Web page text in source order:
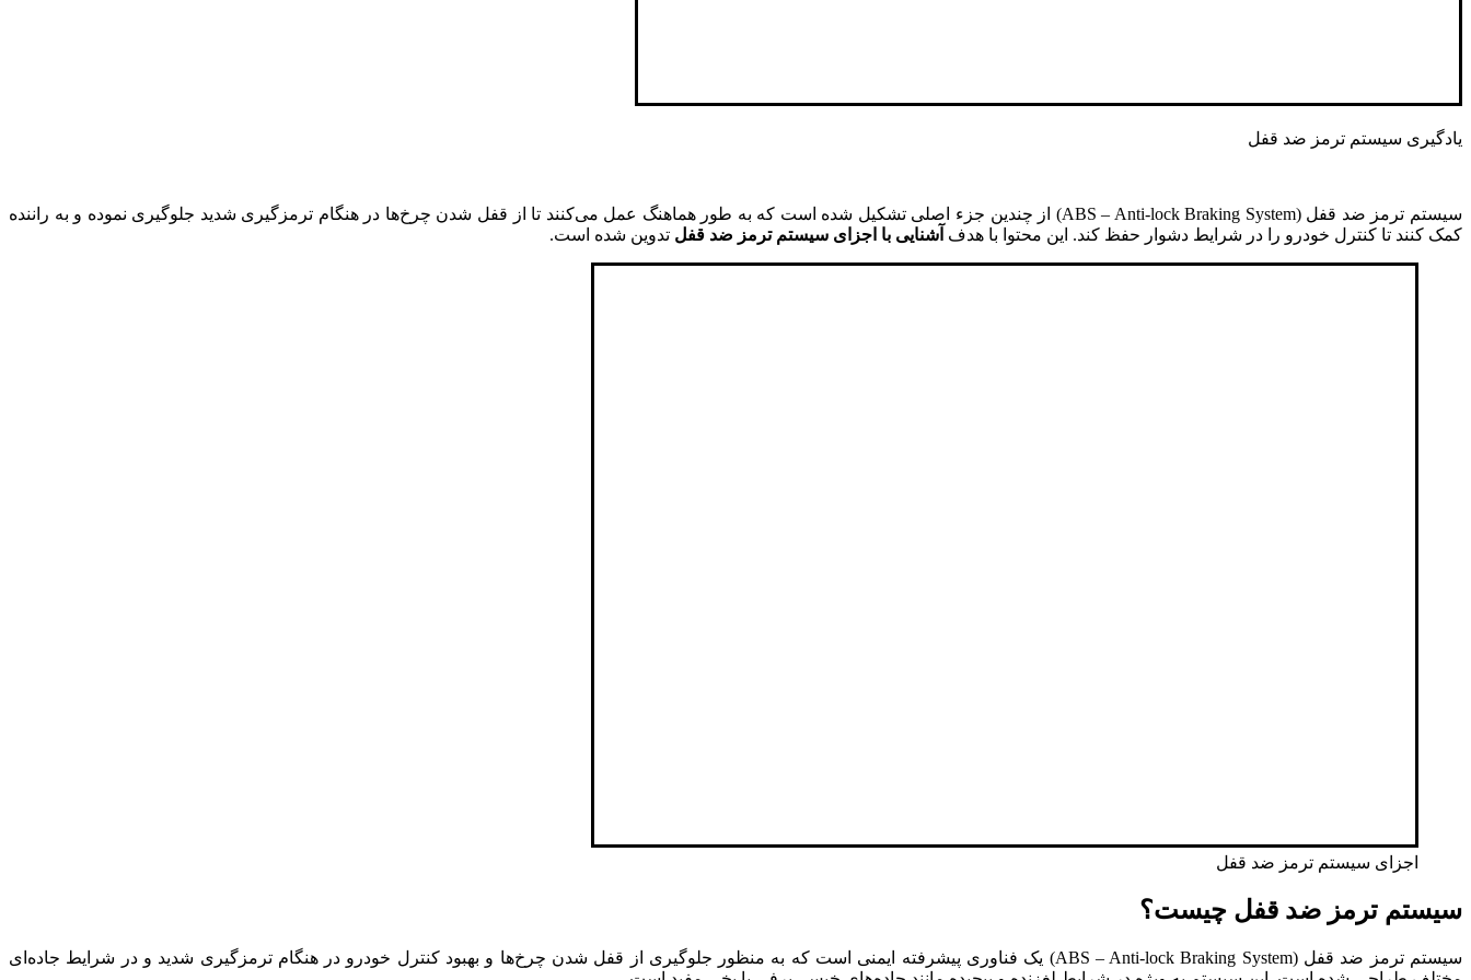
یادگیری سیستم‌ ترمز‌ ضد قفل‌
سیستم ترمز ضد قفل (ABS – Anti-lock Braking System) از چندین جزء اصلی تشکیل شده است که به طور هماهنگ عمل می‌کنند تا از قفل شدن چرخ‌ها در هنگام ترمزگیری شدید جلوگیری نموده و به راننده
کمک کنند تا کنترل خودرو را در شرایط دشوار حفظ کند. این محتوا با هدف آشنایی با اجزای سیستم ترمز ضد قفل تدوین شده است.
اجزای سیستم ترمز ضد قفل
سیستم ترمز ضد قفل چیست؟
سیستم ترمز ضد قفل (ABS – Anti-lock Braking System) یک فناوری پیشرفته ایمنی است که به منظور جلوگیری از قفل شدن چرخ‌ها و بهبود کنترل خودرو در هنگام ترمزگیری شدید و در شرایط جاده‌ای